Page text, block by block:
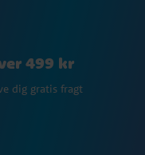
499 kr
dig gratis fragt